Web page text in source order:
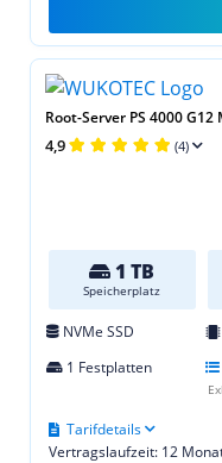
Root-Server PS 4000 G12
4,9 (4)
1 TB
Speicherplatz
NVMe SSD
1 Festplatten
Vertragslaufzeit: 12
Tarifdetails